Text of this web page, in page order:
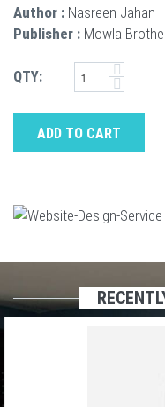
Author : Nasreen Jahan
Publisher : Mowla
QTY:
ADD TO CART